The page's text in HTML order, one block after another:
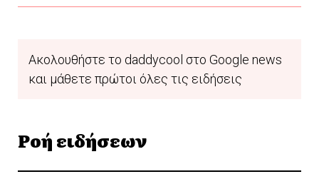
Ακολουθήστε το daddycool στο Google news
και μάθετε πρώτοι όλες τις ειδήσεις
Ροή ειδήσεων